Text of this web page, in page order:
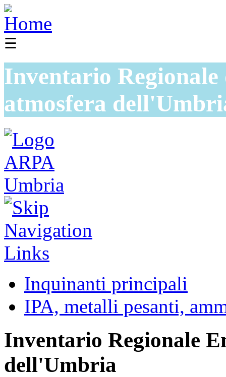
☰
Inventario
atmosfera
Inquinanti principali
IPA, metalli pesanti,
Inventario Regionale
dell'Umbria